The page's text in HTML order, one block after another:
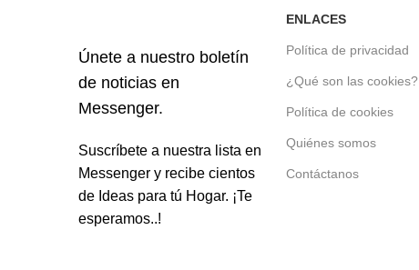
Únete a nuestro boletín
de noticias en
Messenger.
Suscríbete a nuestra lista en
Messenger y recibe cientos
de Ideas para tú Hogar. ¡Te
esperamos..!
ENLACES
Política de privacidad
¿Qué son las cookies?
Política de cookies
Quiénes somos
Contáctanos